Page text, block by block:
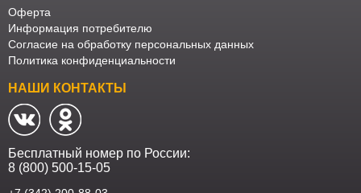
мешки
Мебель
из
ротанга
Садовая
мебель
Косметологическое
оборудование
Оферта
Информация потребителю
Согласие на обработку персональных данных
Политика конфиденциальности
НАШИ КОНТАКТЫ
Бесплатный номер по России:
8 (800) 500-15-05